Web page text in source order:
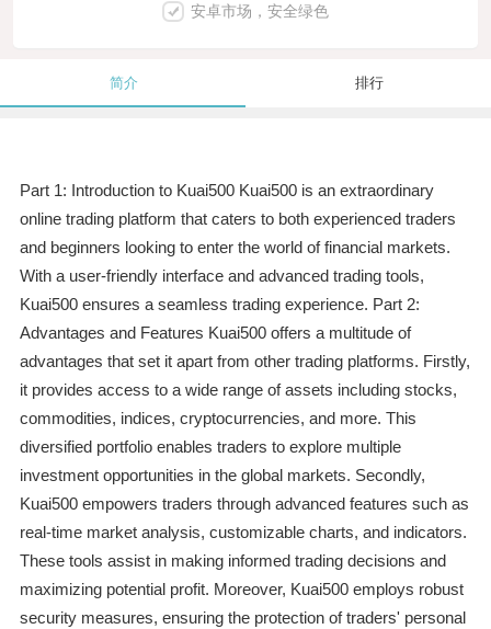
安卓市场，安全绿色
简介 排行
Part 1: Introduction to Kuai500 Kuai500 is an extraordinary
online trading platform that caters to both experienced traders
and beginners looking to enter the world of financial markets.
With a user-friendly interface and advanced trading tools,
Kuai500 ensures a seamless trading experience. Part 2:
Advantages and Features Kuai500 offers a multitude of
advantages that set it apart from other trading platforms. Firstly,
it provides access to a wide range of assets including stocks,
commodities, indices, cryptocurrencies, and more. This
diversified portfolio enables traders to explore multiple
investment opportunities in the global markets. Secondly,
Kuai500 empowers traders through advanced features such as
real-time market analysis, customizable charts, and indicators.
These tools assist in making informed trading decisions and
maximizing potential profit. Moreover, Kuai500 employs robust
security measures, ensuring the protection of traders' personal